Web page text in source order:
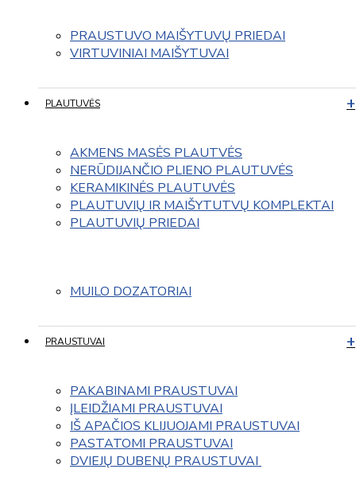
PRAUSTUVO MAIŠYTUVŲ PRIEDAI
VIRTUVINIAI MAIŠYTUVAI
PLAUTUVĖS
AKMENS MASĖS PLAUTVĖS
NERŪDIJANČIO PLIENO PLAUTUVĖS
KERAMIKINĖS PLAUTUVĖS
PLAUTUVIŲ IR MAIŠYTUTVŲ KOMPLEKTAI
PLAUTUVIŲ PRIEDAI
MUILO DOZATORIAI
PRAUSTUVAI
PAKABINAMI PRAUSTUVAI
ĮLEIDŽIAMI PRAUSTUVAI
IŠ APAČIOS KLIJUOJAMI PRAUSTUVAI
PASTATOMI PRAUSTUVAI
DVIEJŲ DUBENŲ PRAUSTUVAI